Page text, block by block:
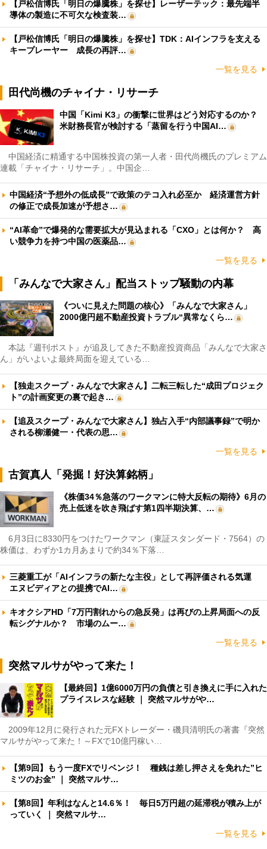
【戸松信博氏「明日の爆騰株」を探せ】レーザーテック：最先端半
導体の製造に不可欠な検査装…
【戸松信博氏「明日の爆騰株」を探せ】TDK：AIインフラを支える
キープレーヤー 成長の再評…
一覧を見る
田代尚機のチャイナ・リサーチ
中国「Kimi K3」の衝撃に世界はどう対応するのか？
米財務長官が検討する「蒸留を行う中国AI…
中国経済に精通する中国株投資の第一人者・田代尚機氏のプレミアム
連載「チャイナ・リサーチ」。中国企…
中国経済“予想外の低成長”で政策のテコ入れ必至か 経済運営方針
の修正で成長加速が予想さ…
“AI革命”で爆発的な需要拡大が見込まれる「CXO」とは何か？ 高
い競争力を持つ中国の医薬品…
一覧を見る
「みんなで大家さん」配当ストップ騒動の内幕
《ついに見えた問題の核心》「みんなで大家さん」
2000億円超不動産投資トラブル“異常なくら…
本誌『週刊ポスト』が追及してきた不動産投資商品「みんなで大家さ
ん」がいよいよ最終局面を迎えている…
【独走スクープ・みんなで大家さん】二転三転した“成田プロジェク
ト”の計画変更の裏で起き…
【追及スクープ・みんなで大家さん】独占入手“内部議事録”で明か
される柳瀬健一・代表の思…
一覧を見る
古賀真人「発掘！好決算銘柄」
《株価34％急落のワークマンに特大反転の期待》6月の
売上低迷を吹き飛ばす第1四半期決算、…
6月3日に8330円をつけたワークマン（東証スタンダード・7564）の
株価は、わずか1カ月あまりで約34％下落…
三菱重工が「AIインフラの新たな主役」として再評価される気運
エヌビディアとの提携でAI…
キオクシアHD「7万円割れからの急反発」は再びの上昇局面への反
転シグナルか？ 市場のムー…
一覧を見る
突然マルサがやって来た！
【最終回】1億6000万円の負債と引き換えに手に入れた
プライスレスな経験 ｜ 突然マルサがや…
2009年12月に発行された元FXトレーダー・磯貝清明氏の著書『突然
マルサがやって来た！～FXで10億円稼い…
【第9回】もう一度FXでリベンジ！ 種銭は差し押さえを免れた”ヒ
ミツのお金” ｜ 突然マルサ…
【第8回】年利はなんと14.6％！ 毎日5万円超の延滞税が積み上が
っていく ｜ 突然マルサ…
一覧を見る